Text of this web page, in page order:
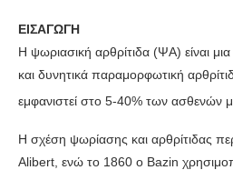
ΕΙΣΑΓΩΓΗ
H ψωριασική αρθρίτιδα (ΨΑ) είναι
και δυνητικά παραμορφωτική
εμφανιστεί στο 5-40% των ασθενών
Η σχέση ψωρίασης και αρθρίτιδας
Alibert, ενώ το 1860 ο Bazin